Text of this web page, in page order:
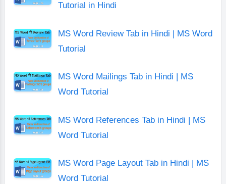
Tutorial in Hindi
MS Word Review Tab in Hindi | MS Word
Tutorial
MS Word Mailings Tab in Hindi | MS
Word Tutorial
MS Word References Tab in Hindi | MS
Word Tutorial
MS Word Page Layout Tab in Hindi | MS
Word Tutorial